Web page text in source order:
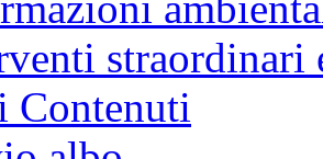
straordinari
Contenuti